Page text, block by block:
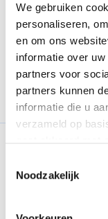
We gebruiken
personaliseren,
en om ons
informatie over
partners voor
partners kunnen
informatie die u
verzameld op
statement.
Noodzakelijk